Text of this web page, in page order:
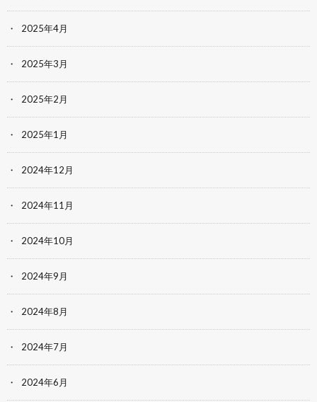
2025年4月
2025年3月
2025年2月
2025年1月
2024年12月
2024年11月
2024年10月
2024年9月
2024年8月
2024年7月
2024年6月